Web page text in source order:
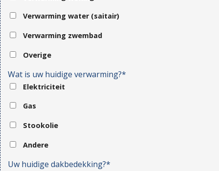
Verwarming water (saitair)
Verwarming zwembad
Overige
Wat is uw huidige verwarming?*
Elektriciteit
Gas
Stookolie
Andere
Uw huidige dakbedekking?*